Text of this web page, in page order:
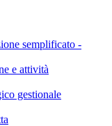
semplificato -
e attività
gestionale